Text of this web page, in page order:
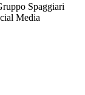
Spaggiari
Media